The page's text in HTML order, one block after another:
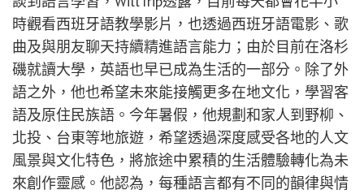
時觀看西班牙語教學影片，也透過西班牙語電影、歌
曲及與朋友聊天持續精進語言能力；由於目前在洛杉
磯就讀大學，英語也早已成為生活的一部分。除了外
語之外，他也希望未來能接觸更多在地文化，學習客
語及原住民族語。今年暑假，他規劃和家人到野柳、
北投、台東等地旅遊，希望透過深度感受各地的人文
風景與文化特色，將旅途中累積的生活體驗轉化為未
來創作靈感。他認為，每種語言都有不同的韻律與情